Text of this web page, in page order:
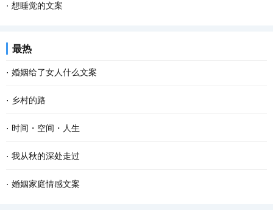
· 想睡觉的文案
最热
· 婚姻给了女人什么文案
· 乡村的路
· 时间・空间・人生
· 我从秋的深处走过
· 婚姻家庭情感文案